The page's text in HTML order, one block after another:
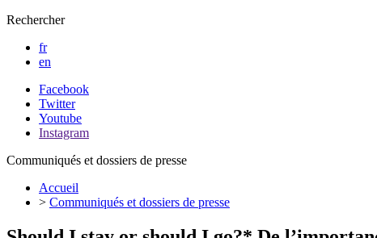
Rechercher
fr
en
Facebook
Twitter
Youtube
Instagram
Communiqués et dossiers de presse
Accueil
> Communiqués et dossiers de presse